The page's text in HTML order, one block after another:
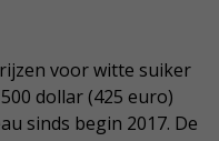
voor witte suiker
dollar (425 euro)
sinds begin 2017. De